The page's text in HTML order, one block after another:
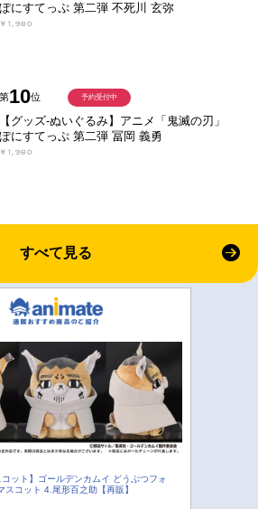
ぽにすてっぷ 第二弾 不死川 玄弥
￥1,980
第10位
【グッズ-ぬいぐるみ】アニメ「鬼滅の刃」
ぽにすてっぷ 第二弾 冨岡 義勇
￥1,980
予約受付中
すべて見る
コット】ゴールデンカムイ どうぶつフォ
スコット 4.尾形百之助【再販】